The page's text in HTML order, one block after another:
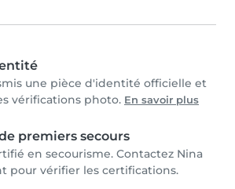
une pièce d'identité officielle et
vérifications photo. En savoir plus
premiers secours
en secourisme. Contactez Nina
pour vérifier les certifications.